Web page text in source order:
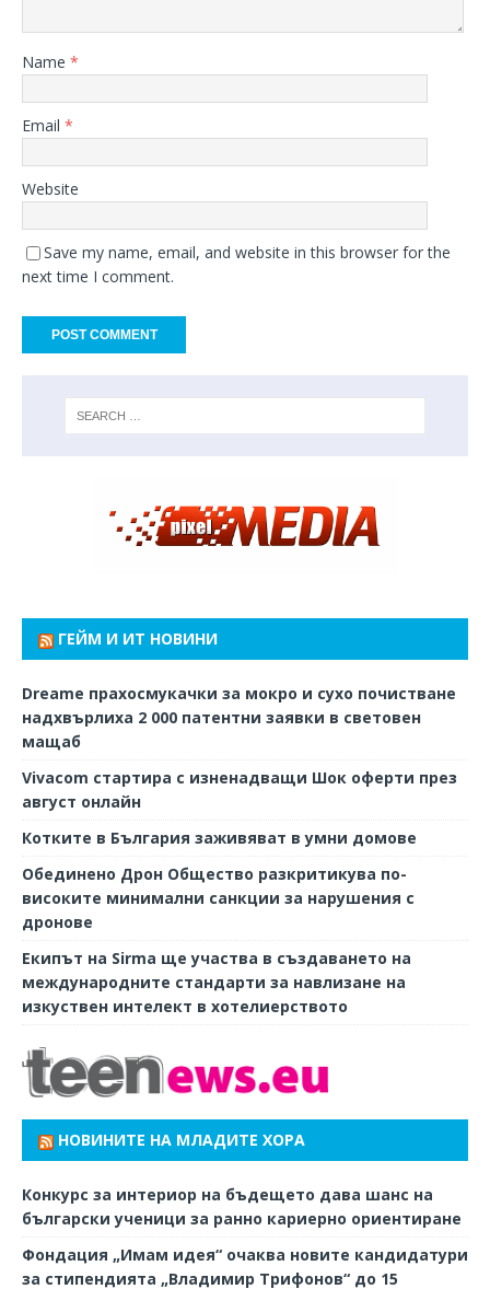
Name *
Email *
Website
Save my name, email, and website in this browser for the
next time I comment.
ГЕЙМ И ИТ НОВИНИ
Dreame прахосмукачки за мокро и сухо почистване
надхвърлиха 2 000 патентни заявки в световен
мащаб
Vivacom стартира с изненадващи Шок оферти през
август онлайн
Котките в България заживяват в умни домове
Обединено Дрон Общество разкритикува по-
високите минимални санкции за нарушения с
дронове
Екипът на Sirma ще участва в създаването на
международните стандарти за навлизане на
изкуствен интелект в хотелиерството
НОВИНИТЕ НА МЛАДИТЕ ХОРА
Конкурс за интериор на бъдещето дава шанс на
български ученици за ранно кариерно ориентиране
Фондация „Имам идея“ очаква новите кандидатури
за стипендията „Владимир Трифонов“ до 15